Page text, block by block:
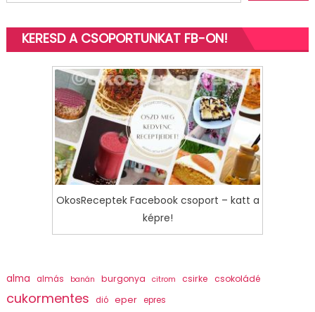
KERESD A CSOPORTUNKAT FB-ON!
OkosReceptek Facebook csoport – katt a
képre!
alma almás banán burgonya citrom csirke csokoládé
cukormentes dió eper epres